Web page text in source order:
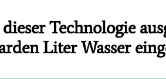
Technologie
Liter Wasser